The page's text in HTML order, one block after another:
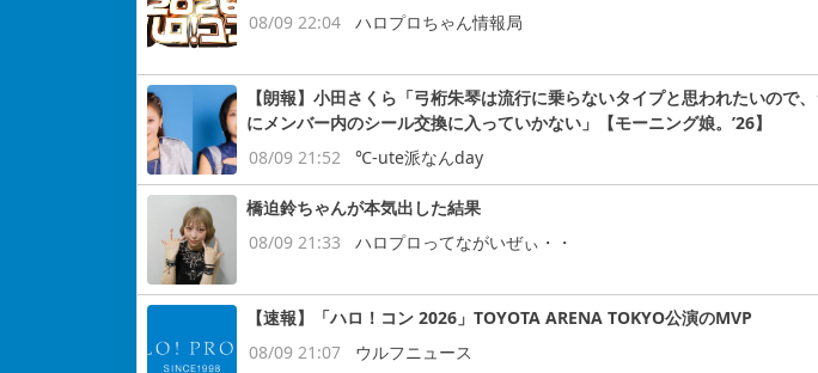
08/09 22:04
ハロプロちゃん情報局
【朗報】小田さくら「弓桁朱琴は流行に乗らないタイプと思われたいので
にメンバー内のシール交換に入っていかない」【モーニング娘。’26】
08/09 21:52
℃-ute派なんday
橋迫鈴ちゃんが本気出した結果
08/09 21:33
ハロプロってながいぜぃ・・
【速報】「ハロ！コン 2026」TOYOTA ARENA TOKYO公演のMVP
08/09 21:07
ウルフニュース